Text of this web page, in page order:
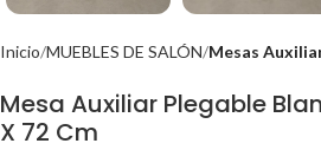
Inicio MUEBLES DE SALÓN Mesas
Mesa Auxiliar Plegable
X 72 Cm